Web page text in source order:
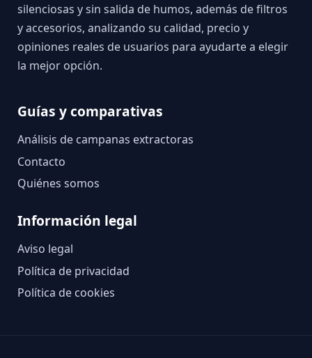
silenciosas y sin salida de humos, además de filtros
y accesorios, analizando su calidad, precio y
opiniones reales de usuarios para ayudarte a elegir
la mejor opción.
Guías y comparativas
Análisis de campanas extractoras
Contacto
Quiénes somos
Información legal
Aviso legal
Política de privacidad
Política de cookies